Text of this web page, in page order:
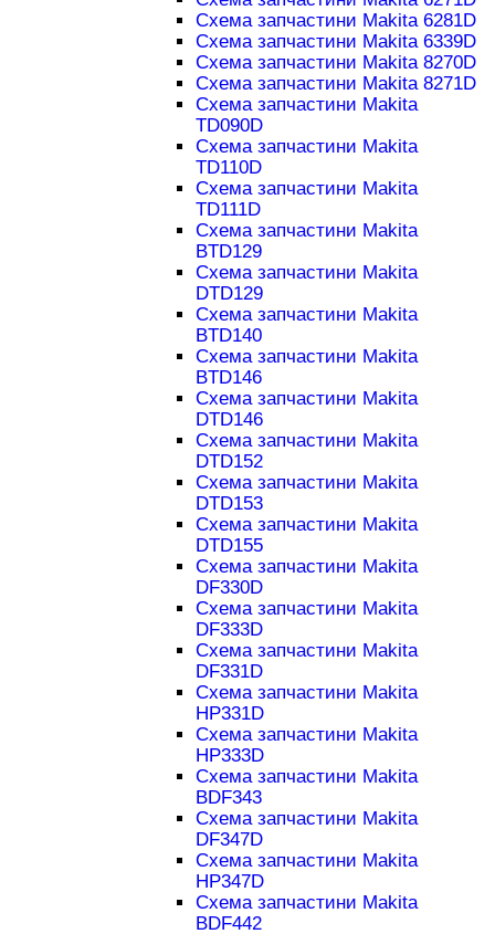
Схема запчастини Makita 6281D
Схема запчастини Makita 6339D
Схема запчастини Makita 8270D
Схема запчастини Makita 8271D
Схема запчастини Makita
TD090D
Схема запчастини Makita
TD110D
Схема запчастини Makita
TD111D
Схема запчастини Makita
BTD129
Схема запчастини Makita
DTD129
Схема запчастини Makita
BTD140
Схема запчастини Makita
BTD146
Схема запчастини Makita
DTD146
Схема запчастини Makita
DTD152
Схема запчастини Makita
DTD153
Схема запчастини Makita
DTD155
Схема запчастини Makita
DF330D
Схема запчастини Makita
DF333D
Схема запчастини Makita
DF331D
Схема запчастини Makita
HP331D
Схема запчастини Makita
HP333D
Схема запчастини Makita
BDF343
Схема запчастини Makita
DF347D
Схема запчастини Makita
HP347D
Схема запчастини Makita
BDF442